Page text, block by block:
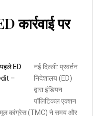
कार्रवाई पर
नई दिल्ली: प्रवर्तन
निदेशालय (ED)
द्वारा इंडियन
पॉलिटिकल एक्शन
कांग्रेस (TMC) ने समय और